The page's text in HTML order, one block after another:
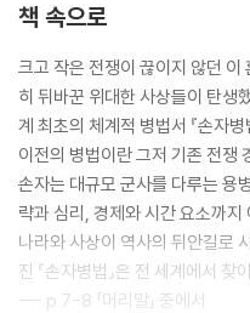
정공으로 맞서고 기습으로 승리하
· 적의 의표를 찌르다 - 제나라 전
흐름을 지배하는 자가 싸움을 지
· 적임자를 골라 믿고 맡겨라 - 제
· 배경이 아닌 능력을 보라 - 세
· 경영의 근본은 인재를 얻는 데
· 사람의 일이 곧 모든 일을 좌
· 허물보다 본질에 집중하라 - 술
책 속으로
크고 작은 전쟁이 끊이지 않던
히 뒤바꾼 위대한 사상들이 탄생
계 최초의 체계적 병법서 『손자
이전의 병법이란 그저 기존 전쟁
손자는 대규모 군사를 다루는
략과 심리, 경제와 시간 요소까
나라와 사상이 역사의 뒤안길로
진 『손자병법』은 전 세계에서
--- p.7-8 「머리말」 중에서